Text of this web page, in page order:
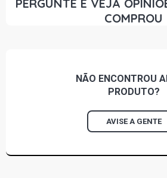
PERGUNTE E VEJA
COMPROU
NÃO ENCONTROU
PRODUTO?
AVISE A GENTE